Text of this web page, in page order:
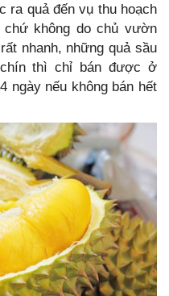
quả đến vụ thu hoạch
không do chủ vườn
nhanh, những quả sầu
thì chỉ bán được ở
ngày nếu không bán hết